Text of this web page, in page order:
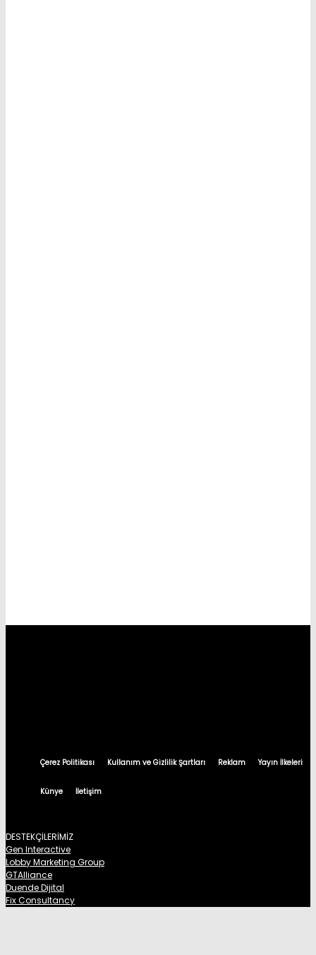
Çerez Politikası Kullanım ve Gizlilik Şartları Reklam Yayın İlkeleri
Künye İletişim
DESTEKÇİLERİMİZ
Gen Interactive
Lobby Marketing Group
GTAlliance
Duende Dijital
Fix Consultancy